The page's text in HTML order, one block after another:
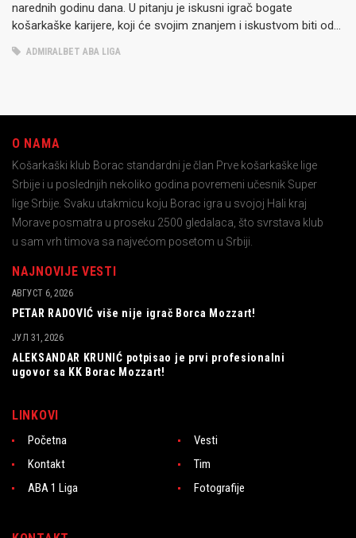
narednih godinu dana. U pitanju je iskusni igrač bogate
košarkaške karijere, koji će svojim znanjem i iskustvom biti od
ADMIRALBET ABA LIGA
O NAMA
Košarkaški klub Borac standardni je član Prve košarkaške lige
Srbije i u poslednjih nekoliko godina povremeni učesnik Super
lige Srbije. Svaku utakmicu koju Borac igra u svojoj Hali kraj
Morave posmatra u proseku 2500 gledalaca, što svrstava klub
u sam vrh timova sa najvećom posetom u Srbiji.
NAJNOVIJE VESTI
PETAR RADOVIĆ više nije igrač Borca Mozzart!
АВГУСТ 6, 2026
ALEKSANDAR KRUNIĆ potpisao je prvi profesionalni
ugovor sa KK Borac Mozzart!
ЈУЛ 31, 2026
LINKOVI
Početna
Vesti
Kontakt
Tim
ABA 1 Liga
Fotografije